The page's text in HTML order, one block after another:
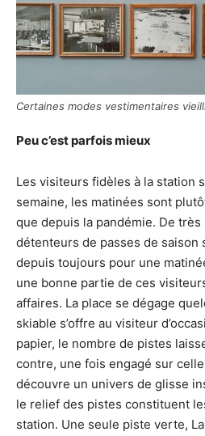
Certaines modes vestimentaires
Peu c’est parfois mieux
Les visiteurs fidèles à la station
semaine, les matinées sont
que depuis la pandémie. De
détenteurs de passes de saison
depuis toujours pour une
une bonne partie de ces
affaires. La place se dégage
skiable s’offre au visiteur
papier, le nombre de pistes
contre, une fois engagé sur
découvre un univers de glisse
le relief des pistes constituent
station. Une seule piste verte,